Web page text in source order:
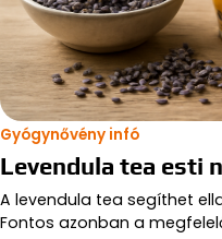
Gyógynővény infó
Levendula tea esti
A levendula tea segíthet
Fontos azonban a